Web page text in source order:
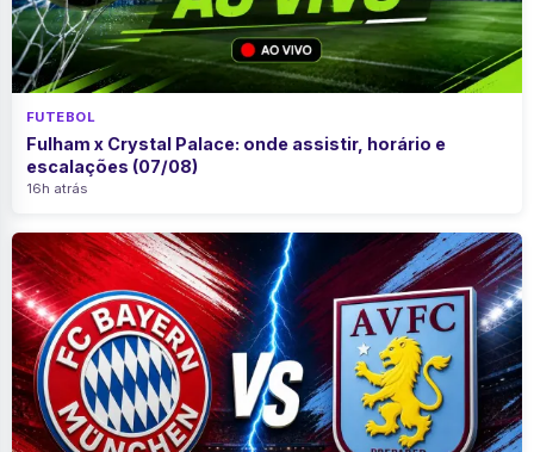
FUTEBOL
Fulham x Crystal Palace: onde assistir, horário e
escalações (07/08)
16h atrás